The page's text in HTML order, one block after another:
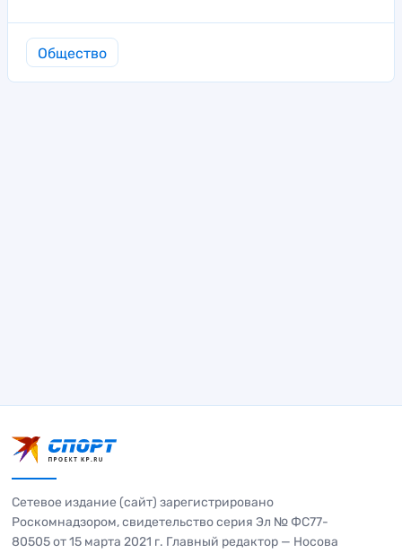
Общество
Сетевое издание (сайт) зарегистрировано
Роскомнадзором, свидетельство серия Эл № ФС77-
80505 от 15 марта 2021 г. Главный редактор — Носова